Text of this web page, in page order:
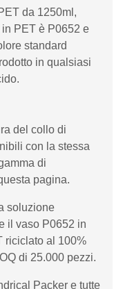
da 1250ml,
PET è P0652 e
standard
in qualsiasi
del collo di
con la stessa
di
pagina.
soluzione
il vaso P0652 in
riciclato al 100%
di 25.000 pezzi.
Packer e tutte